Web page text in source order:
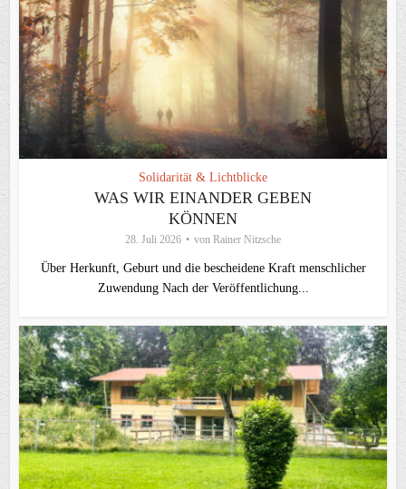
Solidarität & Lichtblicke
WAS WIR EINANDER GEBEN
KÖNNEN
28. Juli 2026 von Rainer Nitzsche
Über Herkunft, Geburt und die bescheidene Kraft menschlicher
Zuwendung Nach der Veröffentlichung...